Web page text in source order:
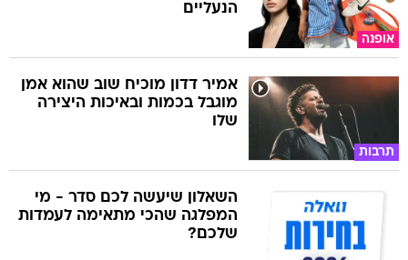
אופנה
הנעליים
תרבות
אמיר דדון מוכיח שוב שהוא אמן
מוגבל בכמות ובאיכות היצירה
שלו
השאלון שיעשה לכם סדר - מי
המפלגה שהכי מתאימה לעמדות
שלכם?